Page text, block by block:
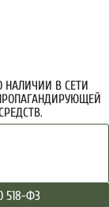
В СЕТИ
ФЗ